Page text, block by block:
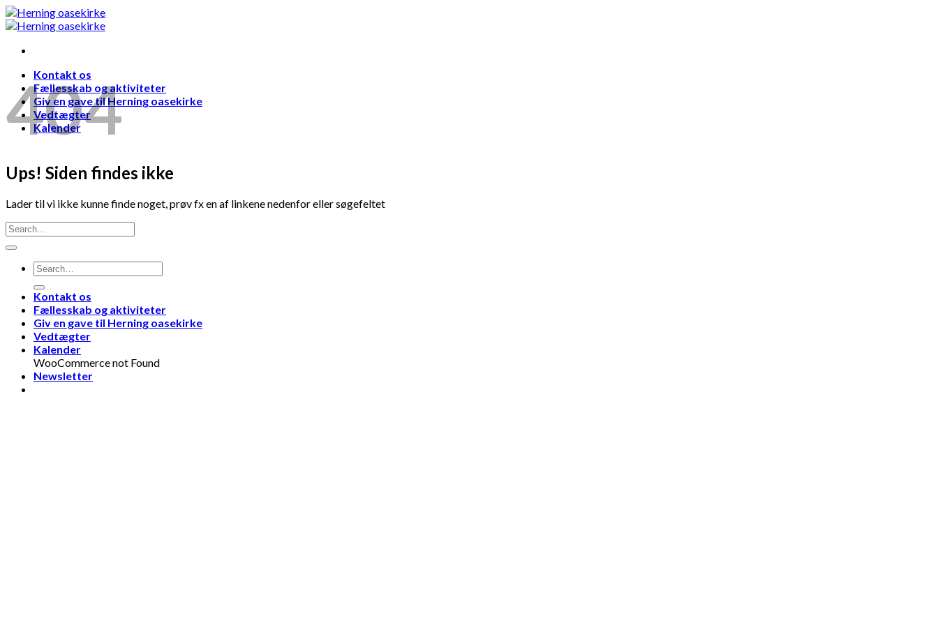
Skip
to
Kontakt os
Fællesskab og aktiviteter
Giv en gave til Herning oasekirke
Vedtægter
Kalender
404
Ups! Siden findes ikke
Lader til vi ikke kunne finde noget, prøv fx en af linkene nedenfor eller søgefeltet
Kontakt os
Fællesskab og aktiviteter
Giv en gave til Herning oasekirke
Vedtægter
Kalender
WooCommerce not Found
Newsletter